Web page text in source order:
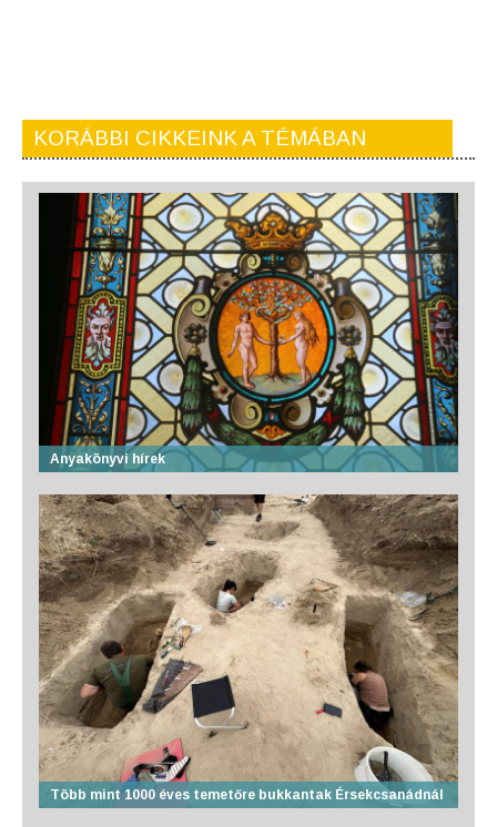
KORÁBBI CIKKEINK A TÉMÁBAN
Anyakönyvi hírek
Több mint 1000 éves temetőre bukkantak Érsekcsanádnál